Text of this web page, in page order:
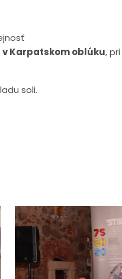
Karpatskom oblúku,
soli.